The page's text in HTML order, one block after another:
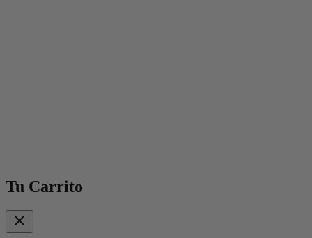
Tu Carrito